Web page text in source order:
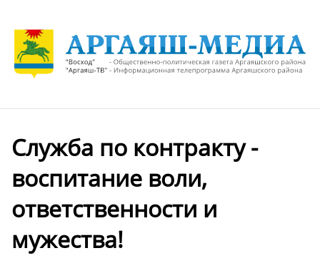
Служба по контракту -
воспитание воли,
ответственности и
мужества!